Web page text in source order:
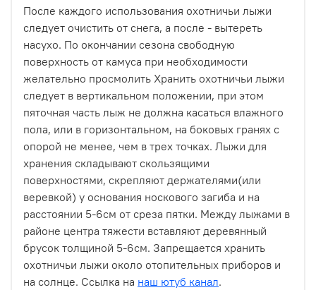
После каждого использования охотничьи лыжи
следует очистить от снега, а после - вытереть
насухо. По окончании сезона свободную
поверхность от камуса при необходимости
желательно просмолить Хранить охотничьи лыжи
следует в вертикальном положении, при этом
пяточная часть лыж не должна касаться влажного
пола, или в горизонтальном, на боковых гранях с
опорой не менее, чем в трех точках. Лыжи для
хранения складывают скользящими
поверхностями, скрепляют держателями(или
веревкой) у основания носкового загиба и на
расстоянии 5-6см от среза пятки. Между лыжами в
районе центра тяжести вставляют деревянный
брусок толщиной 5-6см. Запрещается хранить
охотничьи лыжи около отопительных приборов и
на солнце. Ссылка на наш ютуб канал.